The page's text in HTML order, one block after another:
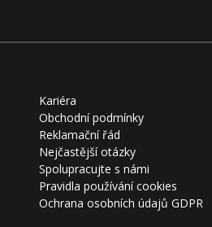
Kariéra
Obchodní podmínky
Reklamační řád
Nejčastější otázky
Spolupracujte s námi
Pravidla používání cookies
Ochrana osobních údajů GDPR